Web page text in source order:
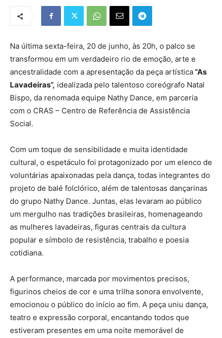
Na última sexta-feira, 20 de junho, às 20h, o palco se
transformou em um verdadeiro rio de emoção, arte e
ancestralidade com a apresentação da peça artística“As
Lavadeiras”, idealizada pelo talentoso coreógrafo Natal
Bispo, da renomada equipe Nathy Dance, em parceria
com o CRAS – Centro de Referência de Assistência
Social.
Com um toque de sensibilidade e muita identidade
cultural, o espetáculo foi protagonizado por um elenco de
voluntárias apaixonadas pela dança, todas integrantes do
projeto de balé folclórico, além de talentosas dançarinas
do grupo Nathy Dance. Juntas, elas levaram ao público
um mergulho nas tradições brasileiras, homenageando
as mulheres lavadeiras, figuras centrais da cultura
popular e símbolo de resistência, trabalho e poesia
cotidiana.
A performance, marcada por movimentos precisos,
figurinos cheios de cor e uma trilha sonora envolvente,
emocionou o público do início ao fim. A peça uniu dança,
teatro e expressão corporal, encantando todos que
estiveram presentes em uma noite memorável de